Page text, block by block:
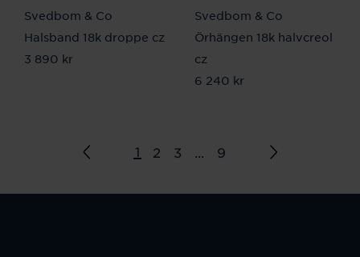
Svedbom & Co
Halsband 18k droppe cz
Pris:3 890 kr
3 890 kr
Svedbom & Co
Örhängen 18k halvcreol
cz
Pris:6 240 kr
6 240 kr
1 2 3 9